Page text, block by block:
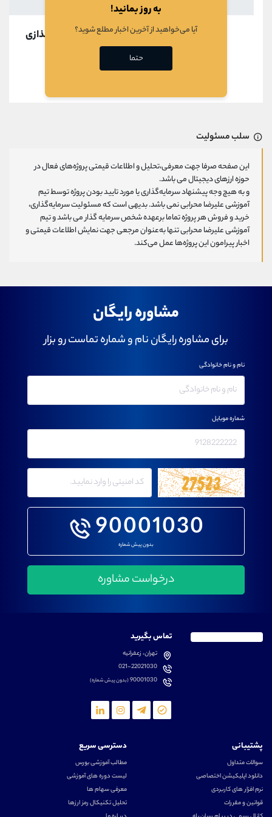
در حال بارگذازی
سلب مسئولیت
این صفحه صرفا جهت معرفی،تحلیل و اطلاعات قیمتی پروژه‌های فعال در
حوزه ارزهای دیجیتال می باشد.
و به هیچ وجه پیشنهاد سرمایه‌گذاری یا مورد تایید بودن پروژه توسط تیم
آموزشی علیرضا محرابی نمی باشد. بدیهی است که مسئولیت سرمایه‌گذاری،
خرید و فروش هر پروژه تماما برعهده شخص سرمایه گذار می باشد و تیم
آموزشی علیرضا محرابی تنها به‌عنوان مرجعی جهت نمایش اطلاعات قیمتی و
اخبار پیرامون این پروژه‌‌ها عمل می‌کند.
مشاوره رایگان
برای مشاوره رایگان نام و شماره تماست رو بزار
90001030
بدون پیش شماره
نام و نام خانوادگی
شماره موبایل
تماس بگیرید
تهران، زعفرانیه
021-22021030
90001030(بدون پیش شماره)
پشتیبانی
سوالات متداول
دانلود اپلیکیشن اختصاصی
نرم افزار های کاربردی
قوانین و مقررات
دسترسی سریع
مطالب آموزشی بورس
لیست دوره های آموزشی
معرفی سهام ها
تحلیل تکنیکال رمز ارزها
به روز بمانید!
آیا می‌خواهید از آخرین اخبار مطلع شوید؟
حتما